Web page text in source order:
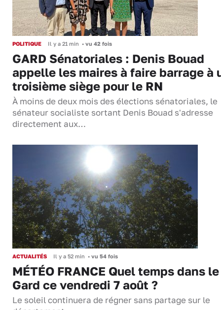
POLITIQUE Il y a 21 min • vu 42 fois
GARD Sénatoriales : Denis Bouad
appelle les maires à faire barrage à
troisième siège pour le RN
À moins de deux mois des élections sénatoriales, le
sénateur socialiste sortant Denis Bouad s'adresse
directement aux…
ACTUALITÉS Il y a 52 min • vu 54 fois
MÉTÉO FRANCE Quel temps dans le
Gard ce vendredi 7 août ?
Le soleil continuera de régner sans partage sur le